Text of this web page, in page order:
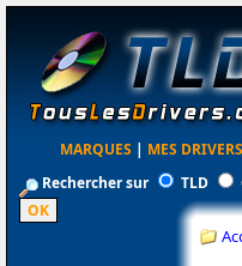
MARQUES | MES DRIVERS
Rechercher sur
TLD